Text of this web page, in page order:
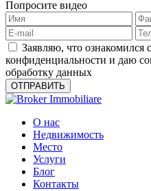
Попросите видео
Заявляю, что ознакомился
конфиденциальности и даю
обработку данных
О нас
Недвижимость
Место
Услуги
Блог
Контакты